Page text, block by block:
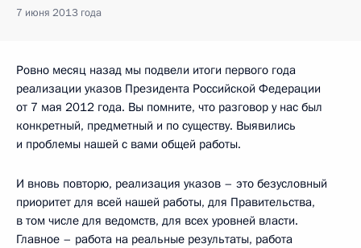
7 июня 2013 года
Ровно месяц назад мы подвели итоги первого года
реализации указов Президента Российской Федерации
от 7 мая 2012 года. Вы помните, что разговор у нас был
конкретный, предметный и по существу. Выявились
и проблемы нашей с вами общей работы.
И вновь повторю, реализация указов – это безусловный
приоритет для всей нашей работы, для Правительства,
в том числе для ведомств, для всех уровней власти.
Главное – работа на реальные результаты, работа